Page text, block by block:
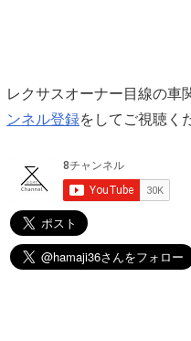
レクサスオーナー目線の車
ンネル登録をしてご視聴く